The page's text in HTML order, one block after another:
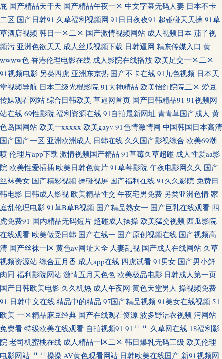
品欧美 久久男同 女优天堂 欧美色图第二页 青青青操 日本一级免费影片 微拍
福利 岛国电影网 国产性爱区一区 欧美另类综合网 日韩福利社1区 五月麻豆
传媒 亚洲爱豆天堂玩 中日肏屄视频 99超碰在线精 超碰碰碰97操逼 国产对白
清晰 久久草草视频成人 青青操香蕉 色色干新网 五月天大香蕉 亚洲成人网站
自慰黑丝 草逼小电影 福利射深夜av 韩日av网址 久久精品网站免费 男人天堂
aaaa 人妖丝袜 色色五月天激情网 午夜寂寞伦理 在线资源91 91网站免费 Ts伪
娘自慰系列 成人剧场网址 国产精v色 九一成人秘网 青青操男人的天堂 瑟瑟
类av性爱 日本a黄 五月花性视 自拍第39页 99超碰总站 超碰在线96 国产资源
自拍 九九这里都是精品 青青草狼友集中营 丝袜性爱 亚洲欧美日韩簧片 91观
看国产白丝 超碰另类 含羞草91 久久超碰 男女爱爱午夜剧场 日韩91 影音先锋
操逼网 97精品色情 超碰97自慰 国产精品群交 精东91 欧美一二三四操 亚洲97
涩色 91TS人妖另类 99精品外围视频 超碰天天人人 九九精品久久 欧美另类色
屁 国产精品天干天 国产精品午夜一区 中文字幕无码人妻 日本不卡
二区 国产日韩91 久草福利视频网 91日日夜夜91 超碰碰天天操 91草
草酒店视频 韩日一区二区 国产激情视频网站 成人视频日本 茄子视
频污 亚洲色欲天天 成人丝瓜视频下载 日韩逼网 精东传媒入口 黄
wwww色 香港伦理电影在线 成人影院在线播放 欧美足交一区二区
91视频电影 另类四虎 亚洲东京热 国产不卡在线 91九色视频 日本天
堂视频导航 日本三级光棍影院 91大神精品 欧美怡红院院二区 爱豆
传媒观看网站 综合日韩欧美 草逼网首页 国产日韩精品91 91视频网
站在线 69性影院 福利资源在线 91自拍最新网址 青青草国产成人 黄
色岛国网站 欧美一xxxxx 欧美gayv 91色情激情网 中国韩国日本高清
国产国产一区 亚洲欧洲成人 日韩在线 久久国产影视综合 欧美69潮
喷 伦理片app下载 激情视频国产精品 91草莓久草超碰 成人性爱aa影
院 欧美性爱插插 欧美日韩色黄片 91草莓影院 午夜电影网久久 国产
丝袜美女 国产精彩视频 操碰视屏 国产福利在线 91久久影院 免费日
韩电影 日韩成人影视 欧美精品性交 午夜宅男免费 另类亚洲色情 家
庭乱伦理电影 91草B草B视频 国产精品熟女一 国产巨乳在线观看 四
虎免费91 国内精品无码短片 超碰成人操操 欧美猛交视频 西瓜影院
在线观看 欧美做受日韩 国产在线一 国产原创视频在线 国产视频高
清 国产丝袜一区 黄色av网址大全 人妻乱视 国产成人在线网站 久草
视频资源站 综合五月香 成人app在线 四虎试看 91男女 国产男小鲜
肉同 福利影院网站 激情五月天色色 欧美极品电影 日韩成人第一页
国产日韩欧美电影 久久机热 成人午夜网 黄色天堂男人 操视频免费
91 日韩中文在线 精品中的精品 97国产精品视频 91美女在线视频 51
欧美 一区精品麻豆经典 国产在线观看资源 波多野洁衣视频 污网站
免费看 特级欧美在线观看 自拍视频91 91艹艹 久草网在线 18福利影
院 老司机蜜桃在线 成人精品一区二区 韩日爆乳无码三级 欧美伦理
电影网站 艹艹操操 AV黄色观看网站 日韩欧美在线国产 新91视频网